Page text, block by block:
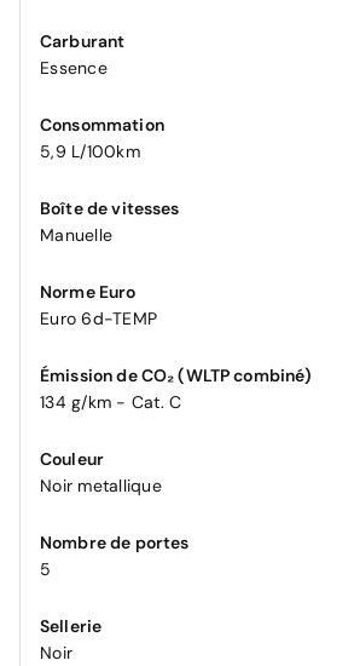
Carburant
Essence
Consommation
5,9 L/100km
Boîte de vitesses
Manuelle
Norme Euro
Euro 6d-TEMP
Émission de CO₂ (WLTP combiné)
134 g/km - Cat. C
Couleur
Noir metallique
Nombre de portes
5
Sellerie
Noir